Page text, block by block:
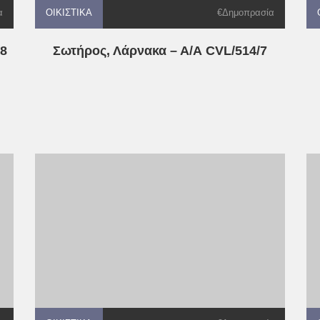
ΟΙΚΙΣΤΙΚΆ
ΟΙΚΙΣΤΙΚΆ €Δημοπρασία
Σωτήρος, Λάρνακα – Α/Α CVL/514/7